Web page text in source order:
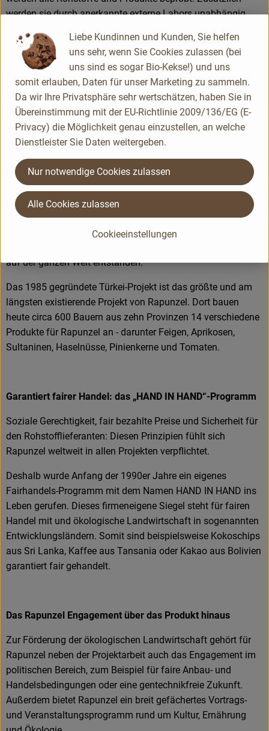
werden sie durch anerkannte externe Labors unabhängig
Wie schon zu Beginn liegen Rapunzel auch heute die
persönlichen Kontakte zu den Lieferanten und langfristige
Partnerschaften besonders am Herzen. Besuche vor Ort,
Beratung durch eigene Agrar-Ingenieure und der rege
Austausch miteinander sichern die einwandfreie Qualität der
Rohstoffe ab. Das schafft Transparenz - vom Feld bis zum
Teller des Verbrauchers.
Das größte Rapunzel Anbauprojekt: Bio aus der Türkei
Als Bio-Pionier setzt sich Rapunzel von Anfang an für die
Förderung der ökologischen Landwirtschaft ein. Aus dieser
auf der ganzen Welt entstanden.
Das 1985 gegründete Türkei-Projekt ist das größte und am
längsten existierende Projekt von Rapunzel. Dort bauen
heute circa 600 Bauern aus zehn Provinzen 14 verschiedene
Produkte für Rapunzel an - darunter Feigen, Aprikosen,
Sultaninen, Haselnüsse, Pinienkerne und Tomaten.
Garantiert fairer Handel: das „HAND IN HAND“-Programm
Soziale Gerechtigkeit, fair bezahlte Preise und Sicherheit für
den Rohstofflieferanten: Diesen Prinzipien fühlt sich
Rapunzel weltweit in allen Projekten verpflichtet.
Deshalb wurde Anfang der 1990er Jahre ein eigenes
Fairhandels-Programm mit dem Namen HAND IN HAND ins
Leben gerufen. Dieses firmeneigene Siegel steht für fairen
Handel mit und ökologische Landwirtschaft in sogenannten
Entwicklungsländern. Somit sind beispielsweise Kokoschips
aus Sri Lanka, Kaffee aus Tansania oder Kakao aus Bolivien
garantiert fair gehandelt.
Das Rapunzel Engagement über das Produkt hinaus
Zur Förderung der ökologischen Landwirtschaft gehört für
Rapunzel neben der Projektarbeit auch das Engagement im
politischen Bereich, zum Beispiel für faire Anbau- und
Handelsbedingungen oder eine gentechnikfreie Zukunft.
Außerdem bietet Rapunzel ein breit gefächertes Vortrags-
und Veranstaltungsprogramm rund um Kultur, Ernährung
Liebe Kundinnen und Kunden, Sie helfen
uns sehr, wenn Sie Cookies zulassen (bei
uns sind es sogar Bio-Kekse!) und uns
somit erlauben, Daten für unser Marketing zu sammeln.
Da wir Ihre Privatsphäre sehr wertschätzen, haben Sie in
Übereinstimmung mit der EU-Richtlinie 2009/136/EG (E-
Privacy) die Möglichkeit genau einzustellen, an welche
Dienstleister Sie Daten weitergeben.
Cookieeinstellungen
Nur notwendige Cookies zulassen
Alle Cookies zulassen